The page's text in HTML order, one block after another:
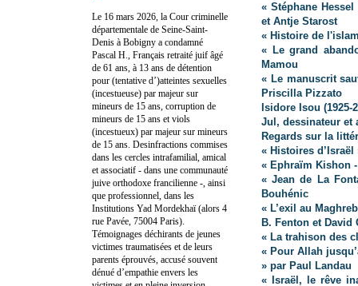
« Stéphane
et Antje Starost
« Histoire de
« Le grand
Mamou
« Le manuscrit
Priscilla Pizzato
Isidore Isou (1925-
Jul, dessinateur et
Regards sur la
« Histoires
« Ephraïm Kishon
« Jean de La
Bouhénic
« L’exil au
B. Fenton et David
« La trahison des
« Pour Allah
» par Paul Landau
« Israël, le rêve
Le 16 mars 2026, la Cour criminelle
départementale de Seine-Saint-
Denis à Bobigny a condamné
Pascal H., Français retraité juif âgé
de 61 ans, à 13 ans de détention
pour (tentative d’)atteintes sexuelles
(incestueuse) par majeur sur
mineurs de 15 ans, corruption de
mineurs de 15 ans et viols
(incestueux) par majeur sur mineurs
de 15 ans. Desinfractions commises
dans les cercles intrafamilial, amical
et associatif - dans une communauté
juive orthodoxe francilienne -, ainsi
que professionnel, dans les
Institutions Yad Mordekhaï (alors 4
rue Pavée, 75004 Paris).
Témoignages déchirants de jeunes
victimes traumatisées et de leurs
parents éprouvés, accusé souvent
dénué d’empathie envers les